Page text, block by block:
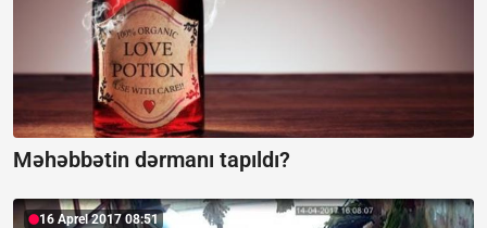
Məhəbbətin dərmanı tapıldı?
16 Aprel 2017 08:51